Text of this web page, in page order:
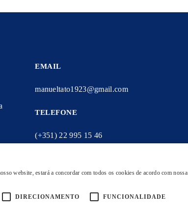
EMAIL
manueltato1923@gmail.com
TELEFONE
(+351) 22 995 15 46
website, estará a concordar com todos os cookies de acordo com nossa
DIRECIONAMENTO FUNCIONALIDADE